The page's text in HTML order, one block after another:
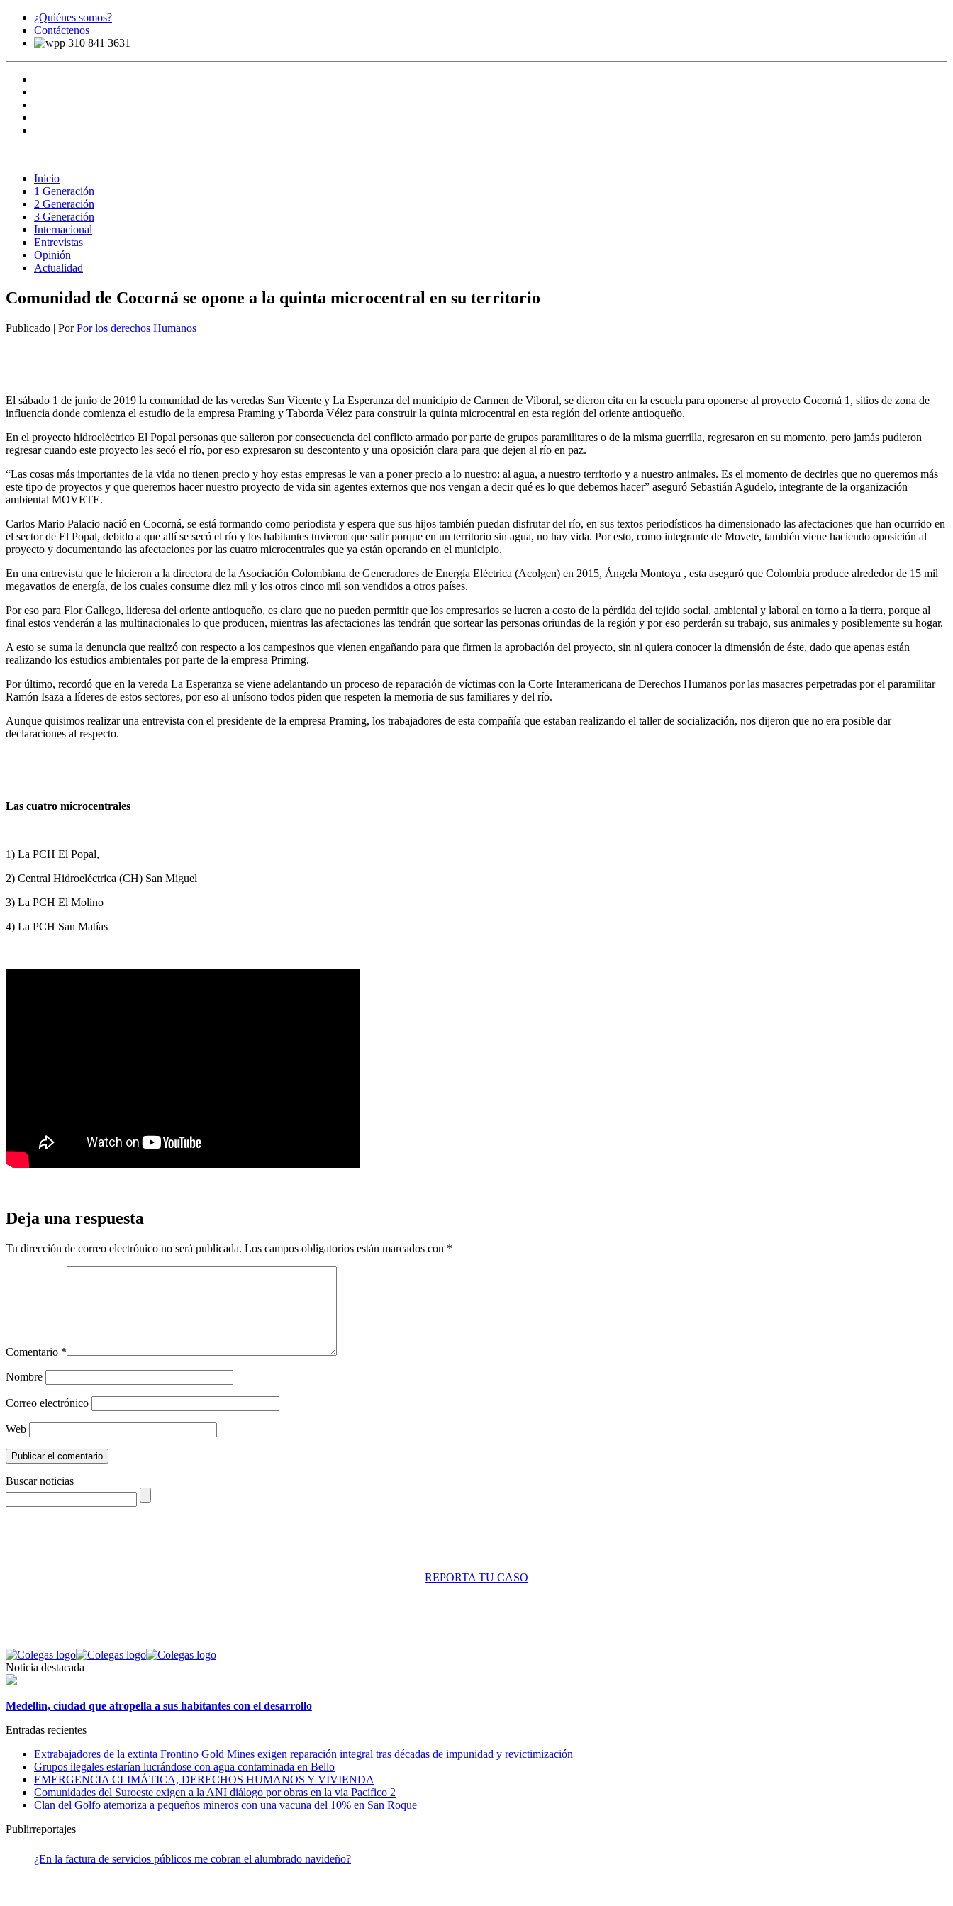
¿Quiénes somos?
Contáctenos
310 841 3631
Inicio
1 Generación
2 Generación
3 Generación
Internacional
Entrevistas
Opinión
Actualidad
Comunidad de Cocorná se opone a la quinta microcentral en su territorio
Publicado | Por Por los derechos Humanos
El sábado 1 de junio de 2019 la comunidad de las veredas San Vicente y La Esperanza del municipio de Carmen de Viboral, se dieron cita en la escuela para oponerse al proyecto Cocorná 1, sitios de zona de
influencia donde comienza el estudio de la empresa Praming y Taborda Vélez para construirla quinta microcentral en esta región del oriente antioqueño.
En el proyecto hidroeléctrico El Popal personas que salieron porconsecuencia del conflicto armado porparte de grupos paramilitares o de la misma guerrilla, regresaron en su momento, pero jamás pudieron
regresar cuando este proyecto les secó el río, poreso expresaron su descontento y una oposición clara para que dejen al río en paz.
“Las cosas más importantes de la vida no tienen precio y hoy estas empresas le van a poner precio a lo nuestro: al agua, a nuestro territorio y a nuestro animales. Es el momento de decirles que no queremos más
este tipo de proyectos y que queremos hacer nuestro proyecto de vida sin agentes externos que nos vengan a decirqué es lo que debemos hacer” aseguró Sebastián Agudelo, integrante de la organización
ambiental MOVETE.
Carlos Mario Palacio nació en Cocorná, se está formando como periodista y espera que sus hijos también puedan disfrutardel río, en sus textos periodísticos ha dimensionado las afectaciones que han ocurrido en
el sector de El Popal, debido a que allíse secó el río y los habitantes tuvieron que salir porque en un territorio sin agua, no hay vida. Poresto, como integrante de Movete, también viene haciendo oposición al
proyecto y documentando las afectaciones por las cuatro microcentrales que ya están operando en el municipio.
En una entrevista que le hicieron a la directora de la Asociación Colombiana de Generadores de Energía Eléctrica (Acolgen) en 2015, Ángela Montoya , esta aseguró que Colombia produce alrededorde 15 mil
megavatios de energía, de los cuales consume diez mil y los otros cinco mil son vendidos a otros países.
Poreso para Flor Gallego, lideresa del oriente antioqueño, es claro que no pueden permitirque los empresarios se lucren a costo de la pérdida del tejido social, ambiental y laboral en torno a la tierra, porque al
final estos venderán a las multinacionales lo que producen, mientras las afectaciones las tendrán que sortearlas personas oriundas de la región y poreso perderán su trabajo, sus animales y posiblemente su hogar.
A esto se suma la denuncia que realizó con respecto a los campesinos que vienen engañando para que firmen la aprobación del proyecto, sin ni quiera conocerla dimensión de éste, dado que apenas están
realizando los estudios ambientales porparte de la empresa Priming.
Porúltimo, recordó que en la vereda La Esperanza se viene adelantando un proceso de reparación de víctimas con la Corte Interamericana de Derechos Humanos por las masacres perpetradas por el paramilitar
Ramón Isaza a líderes de estos sectores, poreso al unísono todos piden que respeten la memoria de sus familiares y del río.
Aunque quisimos realizaruna entrevista con el presidente de la empresa Praming, los trabajadores de esta compañía que estaban realizando el taller de socialización, nos dijeron que no era posible dar
declaraciones al respecto.
Las cuatro microcentrales
1) La PCH El Popal,
2) Central Hidroeléctrica (CH) San Miguel
3) La PCH El Molino
4) La PCH San Matías
Deja una respuesta
Tu dirección de correo electrónico no será publicada. Los campos obligatorios están marcados con *
Comentario *
Nombre
Correo electrónico
Web
Buscar noticias
REPORTA TU CASO
Noticia destacada
Medellín, ciudad que atropella a sus habitantes con el desarrollo
Entradas recientes
Extrabajadores de la extinta Frontino Gold Mines exigen reparación integral tras décadas de impunidad y revictimización
Grupos ilegales estarían lucrándose con agua contaminada en Bello
EMERGENCIA CLIMÁTICA, DERECHOS HUMANOS Y VIVIENDA
Comunidades del Suroeste exigen a la ANI diálogo por obras en la vía Pacífico 2
Clan del Golfo atemoriza a pequeños mineros con una vacuna del 10% en San Roque
Publirreportajes
¿En la factura de servicios públicos me cobran el alumbrado navideño?